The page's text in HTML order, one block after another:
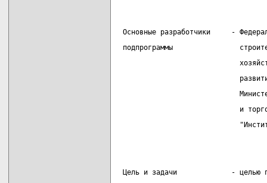
Основные разработчики     -
подпрограммы
и
Цель и задачи             - целью